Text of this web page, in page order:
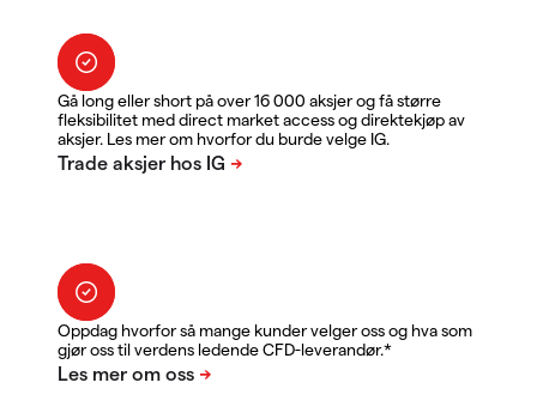
Gå long eller short på over 16 000 aksjer og få større
fleksibilitet med direct market access og direktekjøp av
aksjer. Les mer om hvorfor du burde velge IG.
Oppdag hvorfor så mange kunder velger oss og hva som
gjør oss til verdens ledende CFD-leverandør.*